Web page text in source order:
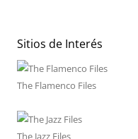
Sitios de Interés
The Flamenco Files
The Jazz Files